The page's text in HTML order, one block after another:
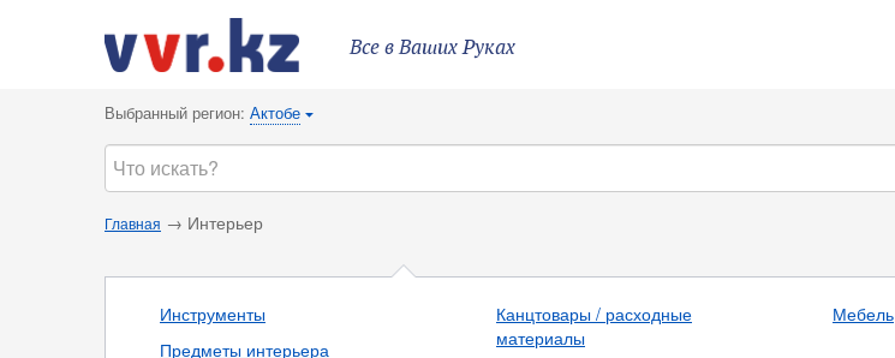
Все в Ваших Руках
Выбранный регион: Актобе {
Главная → Интерьер
Инструменты
Предметы интерьера
Канцтовары / расходные
материалы
Мебель